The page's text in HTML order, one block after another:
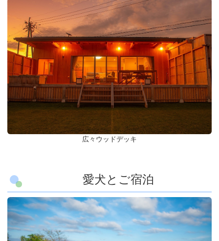
広々ウッドデッキ
愛犬とご宿泊